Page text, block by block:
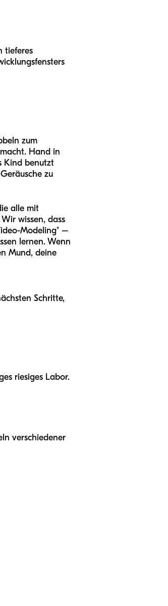
tieferes
zum
Hand in
Kind benutzt
zu
alle mit
wissen, dass
Modeling" –
lernen. Wenn
Mund, deine
Schritte,
riesiges Labor.
verschiedener